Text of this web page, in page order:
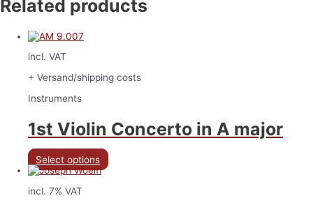
Related products
incl. VAT
+ Versand/shipping costs
Instruments
1st Violin Concerto in A major
Select options
incl. 7% VAT